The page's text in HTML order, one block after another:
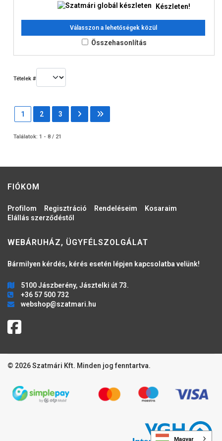
Készleten!
Válasszon a lehetőségek közül
Összehasonlítás
Tételek #
1 2 3
Találatok: 1 - 8 / 21
FIÓKOM
Profilom Regisztráció Rendeléseim
Kosaraim
Elállás szerződéstől
WEBÁRUHÁZ, ÜGYFÉLSZOLGÁLAT
Bármilyen kérdés, kérés esetén lépjen kapcsolatba velünk!
5100 Jászberény, Jásztelki út 73.
+36 57 500 732
webshop@szatmari.hu
© 2026 Szatmári Kft. Minden jog fenntartva.
Magyar